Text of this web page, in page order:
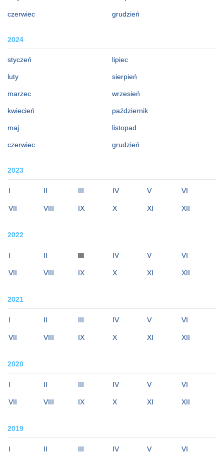
czerwiec grudzień
2024
styczeń
luty
marzec
kwiecień
maj
czerwiec
lipiec
sierpień
wrzesień
październik
listopad
grudzień
2023
I II III IV V VI
VII VIII IX X XI XII
2022
I II III IV V VI
VII VIII IX X XI XII
2021
I II III IV V VI
VII VIII IX X XI XII
2020
I II III IV V VI
VII VIII IX X XI XII
2019
I II III IV V VI